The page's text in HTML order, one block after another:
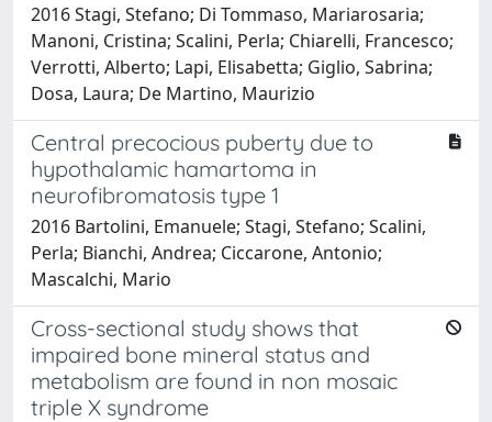
2016 Stagi, Stefano; Di Tommaso, Mariarosaria;
Manoni, Cristina; Scalini, Perla; Chiarelli, Francesco;
Verrotti, Alberto; Lapi, Elisabetta; Giglio, Sabrina;
Dosa, Laura; De Martino, Maurizio
Central precocious puberty due to
hypothalamic hamartoma in
neurofibromatosis type 1
2016 Bartolini, Emanuele; Stagi, Stefano; Scalini,
Perla; Bianchi, Andrea; Ciccarone, Antonio;
Mascalchi, Mario
Cross-sectional study shows that
impaired bone mineral status and
metabolism are found in non mosaic
triple X syndrome